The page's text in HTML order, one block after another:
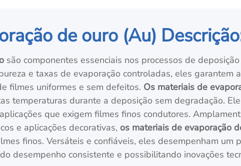
de ouro (Au)
são componentes essenciais nos processos de
e taxas de evaporação controladas, eles garantem
filmes uniformes e sem defeitos. Os materiais de
temperaturas durante a deposição sem degradação.
que exigem filmes finos condutores.
e aplicações decorativas, os materiais de evaporação
finos. Versáteis e confiáveis, eles desempenham um
desempenho consistente e possibilitando inovações